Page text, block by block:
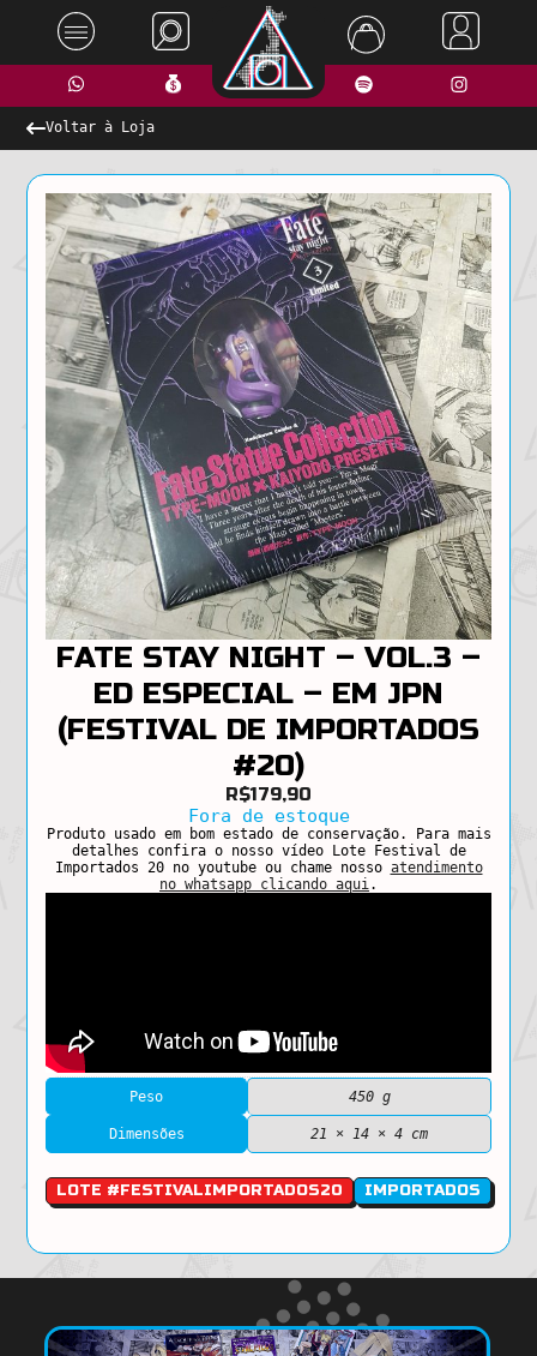
Voltar à Loja
FATE STAY NIGHT – VOL.3 –
ED ESPECIAL – EM JPN
(FESTIVAL DE IMPORTADOS
#20)
R$179,90
Fora de estoque
Produto usado em bom estado de conservação. Para mais
detalhes confira o nosso vídeo Lote Festival de
Importados 20 no youtube ou chame nosso atendimento
no whatsapp clicando aqui.
Peso 450 g
Dimensões 21 × 14 × 4 cm
LOTE #FESTIVALIMPORTADOS20 IMPORTADOS